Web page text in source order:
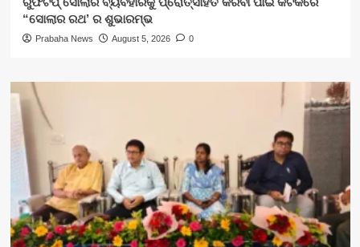
“ସୋଲାର ରଥ’ ର ଶୁଭାରମ୍ଭ
Prabaha News August 5, 2026 0